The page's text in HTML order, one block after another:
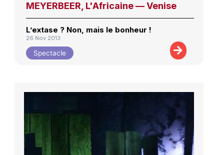
MEYERBEER, L'Africaine — Venise
L’extase ? Non, mais le bonheur !
26 Nov 2013
Spectacle